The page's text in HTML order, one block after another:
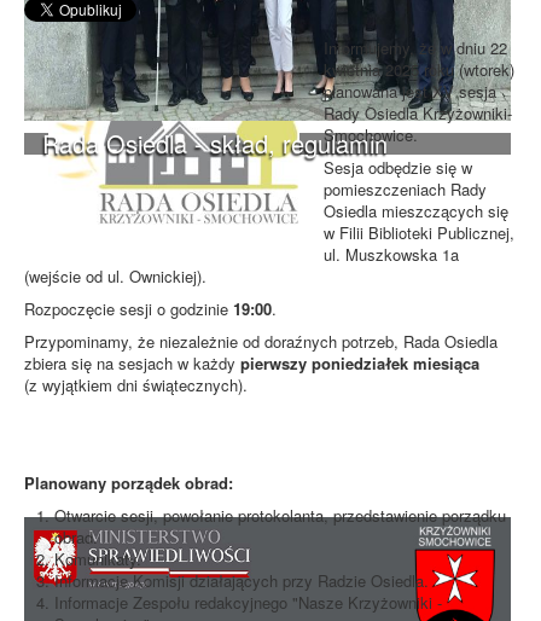
Rada Osiedla - skład, regulamin
Informujemy, że w dniu 22
kwietnia 2025 roku (wtorek)
planowana jest XV sesja
Rady Osiedla Krzyżowniki-
Smochowice.
Sesja odbędzie się w
pomieszczeniach Rady
Osiedla mieszczących się
w Filii Biblioteki Publicznej,
ul. Muszkowska 1a
(wejście od ul. Ownickiej).
Rozpoczęcie sesji o godzinie 19:00.
Przypominamy, że niezależnie od doraźnych potrzeb, Rada Osiedla
zbiera się na sesjach w każdy pierwszy poniedziałek miesiąca
(z wyjątkiem dni świątecznych).
Planowany porządek obrad:
Otwarcie sesji, powołanie protokolanta, przedstawienie porządku
obrad.
Komunikaty.
Informacje Komisji działających przy Radzie Osiedla.
Informacje Zespołu redakcyjnego "Nasze Krzyżowniki -